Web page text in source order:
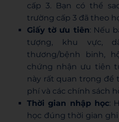
cấp 3. Bạn có thể
trường cấp 3 đã theo
Giấy tờ ưu tiên: Nếu
tượng, khu vực,
thương/bệnh binh,
chứng nhận ưu tiên
này rất quan trọng để
phí và các chính sách
Thời gian nhập học:
học đúng thời gian